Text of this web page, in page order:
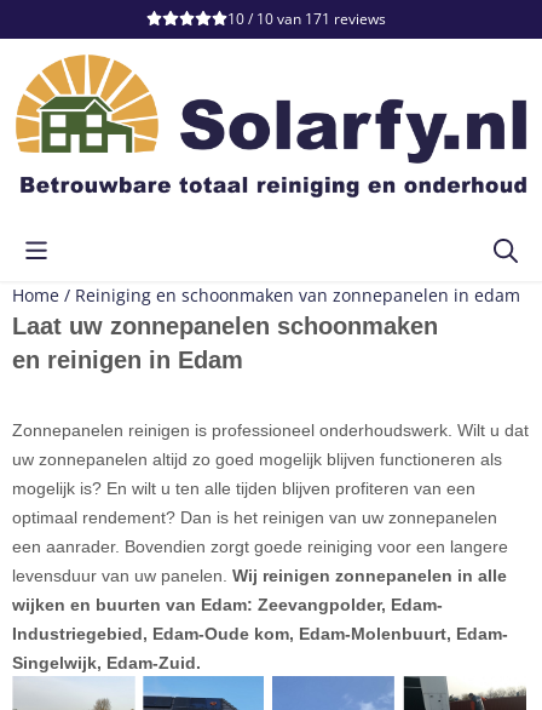
Cookievoorkeuren zijn momenteel gesloten.
10 / 10van 171 reviews
Home / Reiniging en schoonmaken van zonnepanelen in edam
Laat uw zonnepanelen schoonmaken
en reinigen in Edam
Zonnepanelen reinigen is professioneel onderhoudswerk. Wilt u dat
uw zonnepanelen altijd zo goed mogelijk blijven functioneren als
mogelijk is? En wilt u ten alle tijden blijven profiteren van een
optimaal rendement? Dan is het reinigen van uw zonnepanelen
een aanrader. Bovendien zorgt goede reiniging voor een langere
levensduur van uw panelen. Wij reinigen zonnepanelen in alle
wijken en buurten van Edam: Zeevangpolder, Edam-
Industriegebied, Edam-Oude kom, Edam-Molenbuurt, Edam-
Singelwijk, Edam-Zuid.